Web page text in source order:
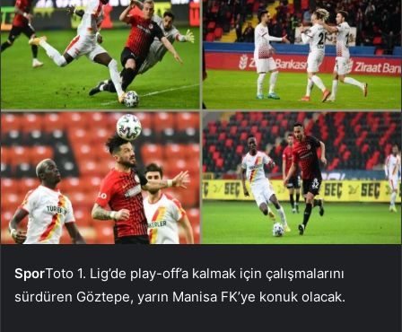
SporToto 1. Lig’de play-off’a kalmak için çalışmalarını
sürdüren Göztepe, yarın Manisa FK’ye konuk olacak.